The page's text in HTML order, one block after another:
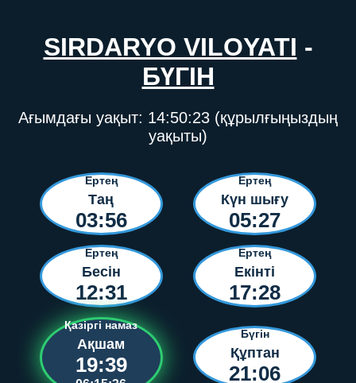
SIRDARYO VILOYATI -
БҮГІН
Ағымдағы уақыт: 14:50:23 (құрылғыңыздың
уақыты)
Ертең
Таң
03:56
Ертең
Күн шығу
05:27
Ертең
Бесін
12:31
Ертең
Екінті
17:28
Қазіргі намаз
Ақшам
19:39
Бүгін
Құптан
21:06